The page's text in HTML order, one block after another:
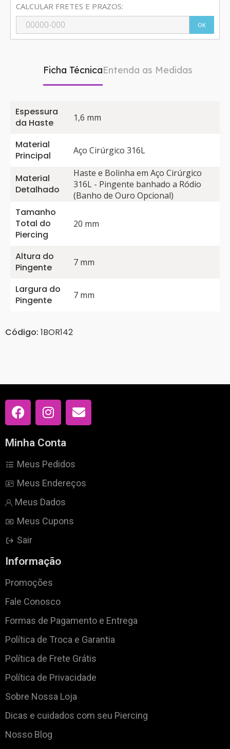
CALCULAR FRETES E PRAZOS:
OK
Ficha TécnicaEntenda as Medidas
Espessura
da Haste
1,6 mm
Material
Principal
Aço Cirúrgico 316L
Material
Detalhado
Haste e Bolinha em Aço Cirúrgico
316L - Pingente banhado a Ródio
(Banho de Ouro Opcional)
Tamanho
Total do
Piercing
20 mm
Altura do
Pingente
7 mm
Largura do
Pingente
7 mm
Código: 1BOR142
Minha Conta
Meus Pedidos
Meus Endereços
Meus Dados
Meus Cupons
Sair
Informação
Promoções
Fale Conosco
Formas de Pagamento e Entrega
Política de Troca e Garantia
Política de Frete Grátis
Política de Privacidade
Sobre Nossa Loja
Dicas e cuidados com seu Piercing
Nosso Blog